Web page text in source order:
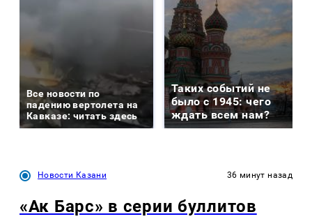
Все новости по
падению вертолета на
Кавказе: читать здесь
Таких событий не
было с 1945: чего
ждать всем нам?
Новости Казани 36 минут назад
«Ак Барс» в серии буллитов